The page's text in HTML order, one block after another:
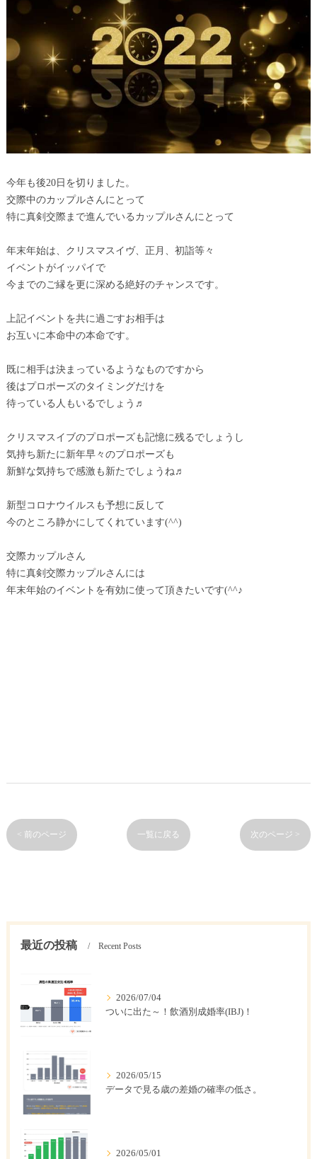
今年も後20日を切りました。
交際中のカップルさんにとって
特に真剣交際まで進んでいるカップルさんにとって
年末年始は、クリスマスイヴ、正月、初詣等々
イベントがイッパイで
今までのご縁を更に深める絶好のチャンスです。
上記イベントを共に過ごすお相手は
お互いに本命中の本命です。
既に相手は決まっているようなものですから
後はプロポーズのタイミングだけを
待っている人もいるでしょう♬
クリスマスイブのプロポーズも記憶に残るでしょうし
気持ち新たに新年早々のプロポーズも
新鮮な気持ちで感激も新たでしょうね♬
新型コロナウイルスも予想に反して
今のところ静かにしてくれています(^^)
交際カップルさん
特に真剣交際カップルさんには
年末年始のイベントを有効に使って頂きたいです(^^♪
< 前のページ 一覧に戻る 次のページ >
最近の投稿 Recent Posts
2026/07/04
ついに出た～！飲酒別成婚率(IBJ)！
2026/05/15
データで見る歳の差婚の確率の低さ。
2026/05/01